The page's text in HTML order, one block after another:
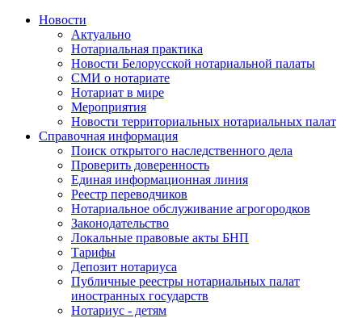
Новости
Актуально
Нотариальная практика
Новости Белорусской нотариальной палаты
СМИ о нотариате
Нотариат в мире
Мероприятия
Новости территориальных нотариальных палат
Справочная информация
Поиск открытого наследственного дела
Проверить доверенность
Единая информационная линия
Реестр переводчиков
Нотариальное обслуживание агрогородков
Законодательство
Локальные правовые акты БНП
Тарифы
Депозит нотариуса
Публичные реестры нотариальных палат
иностранных государств
Нотариус - детям